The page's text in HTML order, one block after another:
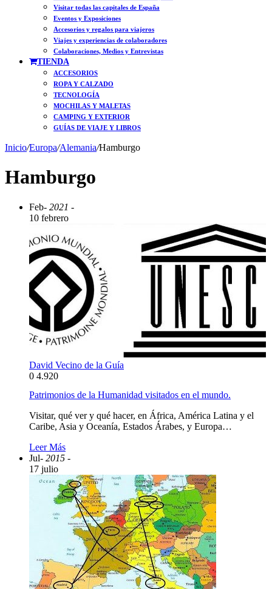
Visitar todas las capitales de España
Eventos y Exposiciones
Accesorios y regalos para viajeros
Viajes y experiencias de colaboradores
Colaboraciones, Medios y Entrevistas
TIENDA
ACCESORIOS
ROPA Y CALZADO
TECNOLOGÍA
MOCHILAS Y MALETAS
CAMPING Y EXTERIOR
GUÍAS DE VIAJE Y LIBROS
Inicio/Europa/Alemania/Hamburgo
Hamburgo
Feb- 2021 -
10 febrero
David Vecino de la Guía
0 4.920
Patrimonios de la Humanidad visitados en el mundo.
Visitar, qué ver y qué hacer, en África, América Latina y el
Caribe, Asia y Oceanía, Estados Árabes, y Europa…
Leer Más
Jul- 2015 -
17 julio